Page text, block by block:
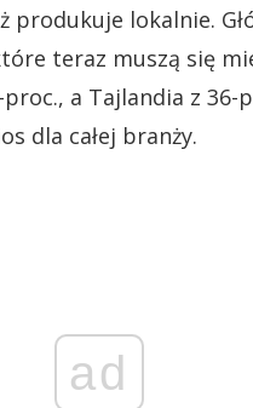
lokalnie.
teraz muszą się
a Tajlandia z 36-
dla całej branży.
ad